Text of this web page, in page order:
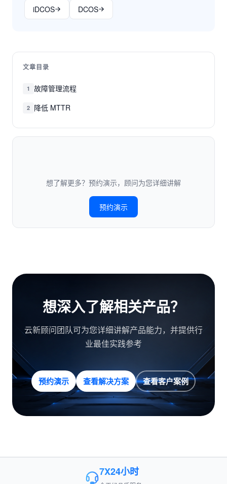
iDCOS DCOS
文章目录
1 故障管理流程
2 降低 MTTR
想了解更多？预约演示，顾问为您详细讲解
预约演示
想深入了解相关产品？
云新顾问团队可为您详细讲解产品能力，并提供行
业最佳实践参考
预约演示 查看解决方案 查看客户案例
7X24小时